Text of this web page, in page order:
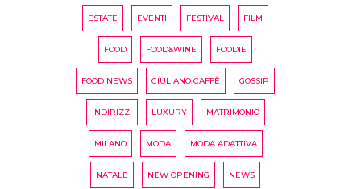
ESTATE EVENTI FESTIVAL FILM
FOOD FOOD&WINE FOODIE
FOOD NEWS GIULIANO CAFFÈ GOSSIP
INDIRIZZI LUXURY MATRIMONIO
MILANO MODA MODA ADATTIVA
NATALE NEW OPENING NEWS